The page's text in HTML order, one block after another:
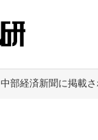
中部経済新聞に掲載